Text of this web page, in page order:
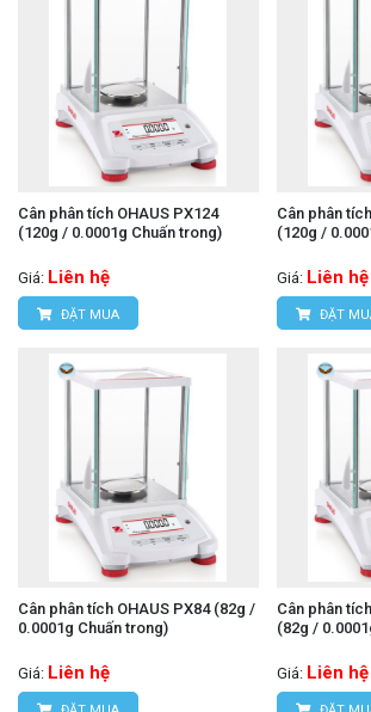
Cân phân tích OHAUS PX124
(120g / 0.0001g Chuấn trong)
Giá: Liên hệ
ĐẶT MUA
Cân phân
(120g /
Giá: Liên hệ
ĐẶT
Cân phân tích OHAUS PX84 (82g /
0.0001g Chuấn trong)
Giá: Liên hệ
Cân phân
(82g /
Giá: Liên hệ